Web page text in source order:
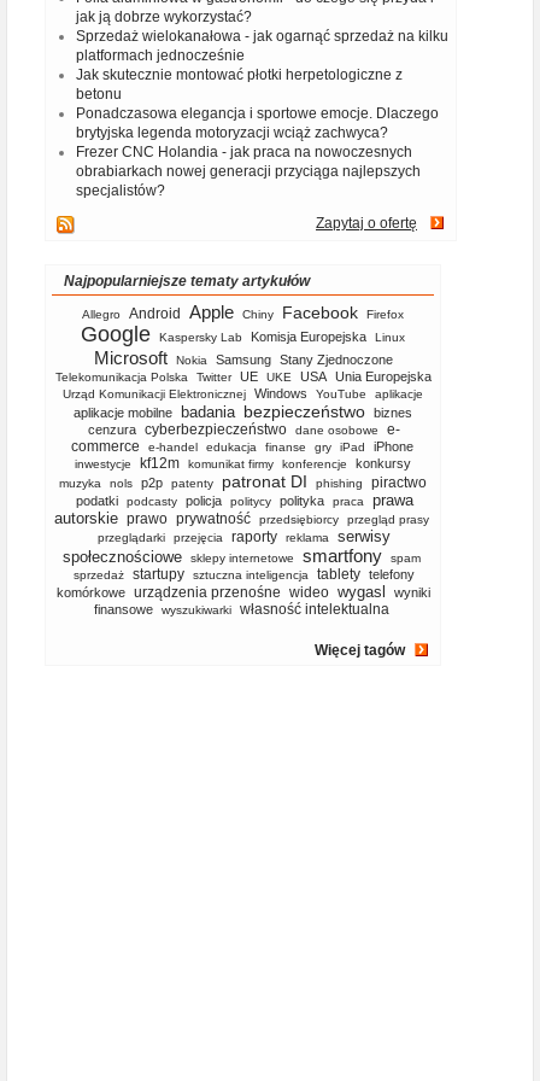
jak ją dobrze wykorzystać?
Sprzedaż wielokanałowa - jak ogarnąć sprzedaż na kilku
platformach jednocześnie
Jak skutecznie montować płotki herpetologiczne z
betonu
Ponadczasowa elegancja i sportowe emocje. Dlaczego
brytyjska legenda motoryzacji wciąż zachwyca?
Frezer CNC Holandia - jak praca na nowoczesnych
obrabiarkach nowej generacji przyciąga najlepszych
specjalistów?
Zapytaj o ofertę
Najpopularniejsze tematy artykułów
Allegro Android Apple Chiny Facebook Firefox
Google Kaspersky Lab Komisja Europejska Linux
Microsoft Nokia Samsung Stany Zjednoczone
Telekomunikacja Polska Twitter UE UKE USA Unia Europejska
Urząd Komunikacji Elektronicznej Windows YouTube aplikacje
aplikacje mobilne badania bezpieczeństwo biznes
cenzura cyberbezpieczeństwo dane osobowe
e-
commerce
e-handel edukacja finanse gry iPad iPhone
inwestycje kf12m komunikat firmy konferencje konkursy
muzyka nols p2p patenty patronat DI phishing piractwo
podatki podcasty policja politycy polityka praca
prawa
autorskie prawo prywatność przedsiębiorcy
przegląd prasy
przeglądarki
przejęcia raporty reklama
serwisy
społecznościowe
sklepy internetowe smartfony
spam
sprzedaż
startupy sztuczna inteligencja tablety telefony
komórkowe
urządzenia przenośne wideo wygasl
wyniki
finansowe
wyszukiwarki własność intelektualna
Więcej tagów